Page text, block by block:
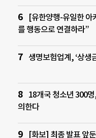
[유한양행-유일한 아
를 행동으로 연결하라”
생명보험업계, ‘상생
18개국 청소년 300명
의한다
[화보] 최종 발표 앞